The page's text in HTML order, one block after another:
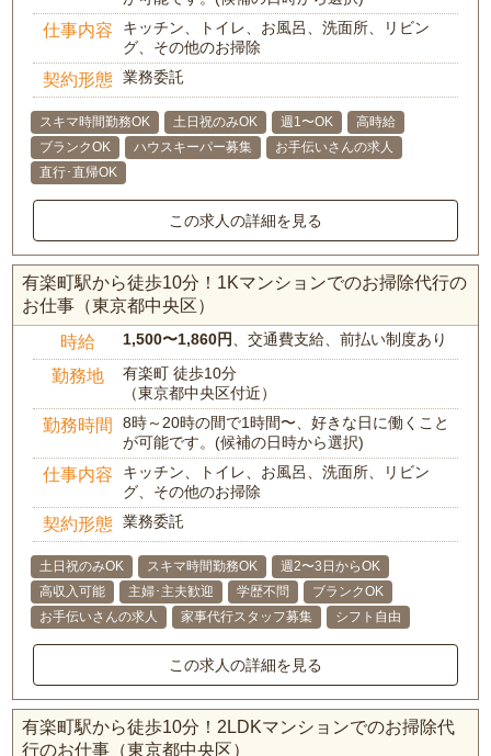
仕事内容
キッチン、トイレ、お風呂、洗面所、リビン
グ、その他のお掃除
契約形態 業務委託
スキマ時間勤務OK 土日祝のみOK 週1〜OK
高時給
ブランクOK
ハウスキーパー募集
お手伝いさんの求人
直行･直帰OK
この求人の詳細を見る
有楽町駅から徒歩10分！1Kマンションでのお掃除代行の
お仕事（東京都中央区）
時給 1,500〜1,860円 、交通費支給、前払い制度あり
勤務地
有楽町 徒歩10分
（東京都中央区付近）
勤務時間
8時～20時の間で1時間〜、好きな日に働くこと
が可能です。(候補の日時から選択)
仕事内容
キッチン、トイレ、お風呂、洗面所、リビン
グ、その他のお掃除
契約形態 業務委託
土日祝のみOK スキマ時間勤務OK
週2〜3日からOK
高収入可能
主婦･主夫歓迎 学歴不問
ブランクOK
お手伝いさんの求人
家事代行スタッフ募集 シフト自由
この求人の詳細を見る
有楽町駅から徒歩10分！2LDKマンションでのお掃除代
行のお仕事（東京都中央区）